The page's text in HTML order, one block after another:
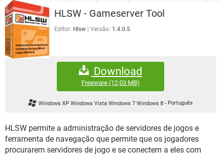
OUTLOOK EXCEL
INSTAGRAM GMAIL
GUIA DE COMPRAS
JOGOS WHATSAPP
CELULAR
OUTLOOK
INSTAGRAM
DOWNLOADS
JOGOS WHATSAPP
CELULAR
EXCEL
GMAIL
FÓRUM
JOGOS
FACEBOOK
EXCEL
INSTAGRAM GMAIL
GLOSSÁRIO
WHATSAPP
INSTAGRAM GMAIL
GUIA DE COMPRAS
HLSW - Gameserver Tool
Editor: Hlsw Versão: 1.4.0.5
Download
Freeware (12,03 MB)
Windows XP Windows Vista Windows 7 Windows 8 - Português
HLSW permite a administração de servidores de jogos e
ferramenta de navegação que permite que os jogadores
procurarem servidores de jogo e se conectem a eles com